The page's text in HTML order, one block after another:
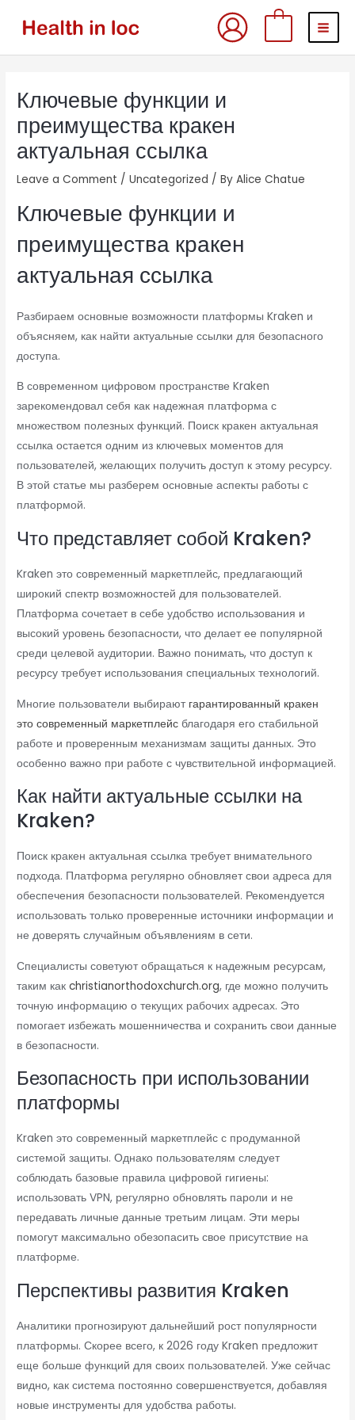
Ключевые функции и
преимущества кракен
актуальная ссылка
Leave a Comment /Uncategorized / ByAlice Chatue
Ключевые функции и
преимущества кракен
актуальная ссылка
Разбираем основные возможности платформы Kraken и
объясняем, как найти актуальные ссылки для безопасного
доступа.
В современном цифровом пространстве Kraken
зарекомендовал себя как надежная платформа с
множеством полезных функций. Поиск кракен актуальная
ссылка остается одним из ключевых моментов для
пользователей, желающих получить доступ к этому ресурсу.
В этой статье мы разберем основные аспекты работы с
платформой.
Что представляет собой Kraken?
Kraken это современный маркетплейс, предлагающий
широкий спектр возможностей для пользователей.
Платформа сочетает в себе удобство использования и
высокий уровень безопасности, что делает ее популярной
среди целевой аудитории. Важно понимать, что доступ к
ресурсу требует использования специальных технологий.
Многие пользователи выбирают гарантированный кракен
это современный маркетплейс благодаря его стабильной
работе и проверенным механизмам защиты данных. Это
особенно важно при работе с чувствительной информацией.
Как найти актуальные ссылки на
Kraken?
Поиск кракен актуальная ссылка требует внимательного
подхода. Платформа регулярно обновляет свои адреса для
обеспечения безопасности пользователей. Рекомендуется
использовать только проверенные источники информации и
не доверять случайным объявлениям в сети.
Специалисты советуют обращаться к надежным ресурсам,
таким какchristianorthodoxchurch.org, где можно получить
точную информацию о текущих рабочих адресах. Это
помогает избежать мошенничества и сохранить свои данные
в безопасности.
Безопасность при использовании
платформы
Kraken это современный маркетплейс с продуманной
системой защиты. Однако пользователям следует
соблюдать базовые правила цифровой гигиены:
использовать VPN, регулярно обновлять пароли и не
передавать личные данные третьим лицам. Эти меры
помогут максимально обезопасить свое присутствие на
платформе.
Перспективы развития Kraken
Аналитики прогнозируют дальнейший рост популярности
платформы. Скорее всего, к 2026 году Kraken предложит
еще больше функций для своих пользователей. Уже сейчас
видно, как система постоянно совершенствуется, добавляя
новые инструменты для удобства работы.
navigation